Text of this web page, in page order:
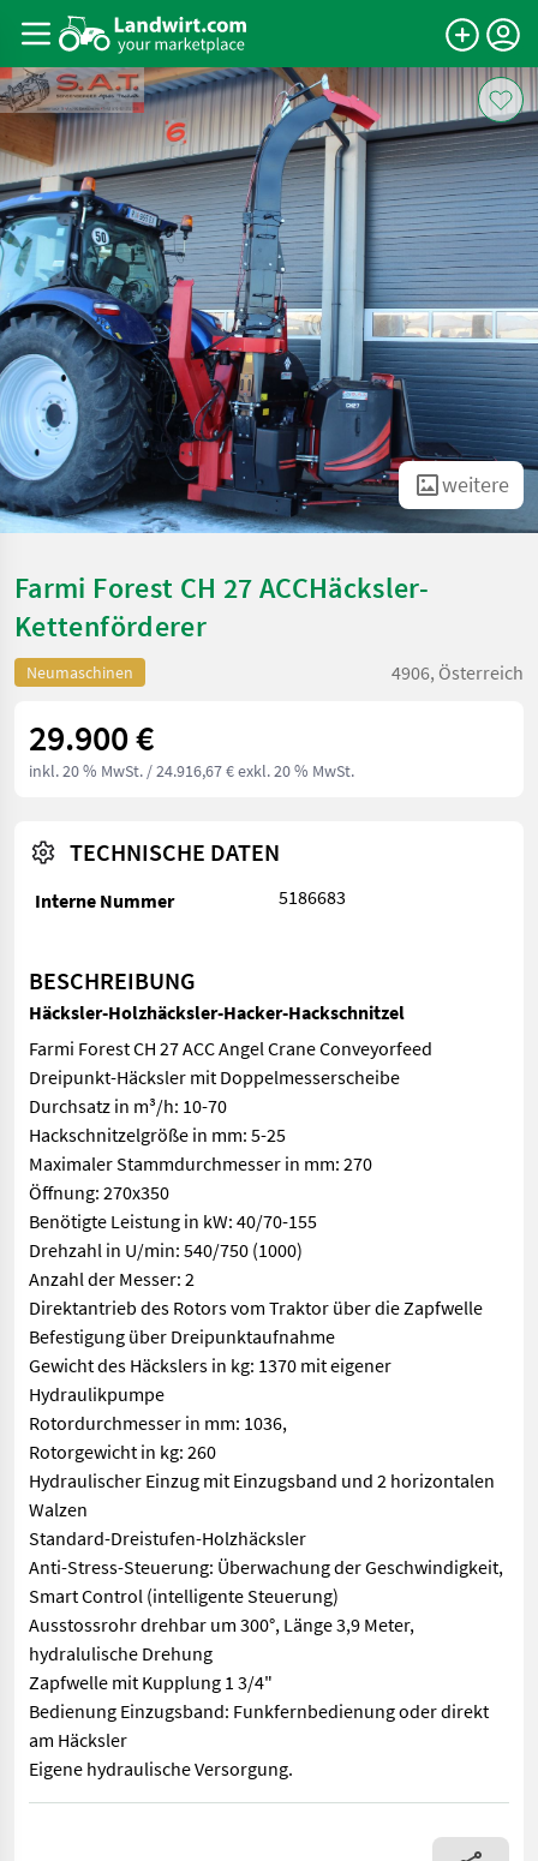
weitere
Farmi Forest CH 27 ACCHäcksler-
Kettenförderer
Neumaschinen 4906, Österreich
29.900 €
inkl. 20 % MwSt. / 24.916,67 € exkl. 20 % MwSt.
TECHNISCHE DATEN
Interne Nummer 5186683
BESCHREIBUNG
Häcksler-Holzhäcksler-Hacker-Hackschnitzel
Farmi Forest CH 27 ACC Angel Crane Conveyorfeed
Dreipunkt-Häcksler mit Doppelmesserscheibe
Durchsatz in m³/h: 10-70
Hackschnitzelgröße in mm: 5-25
Maximaler Stammdurchmesser in mm: 270
Öffnung: 270x350
Benötigte Leistung in kW: 40/70-155
Drehzahl in U/min: 540/750 (1000)
Anzahl der Messer: 2
Direktantrieb des Rotors vom Traktor über die Zapfwelle
Befestigung über Dreipunktaufnahme
Gewicht des Häckslers in kg: 1370 mit eigener
Hydraulikpumpe
Rotordurchmesser in mm: 1036,
Rotorgewicht in kg: 260
Hydraulischer Einzug mit Einzugsband und 2 horizontalen
Walzen
Standard-Dreistufen-Holzhäcksler
Anti-Stress-Steuerung: Überwachung der Geschwindigkeit,
Smart Control (intelligente Steuerung)
Ausstossrohr drehbar um 300°, Länge 3,9 Meter,
hydralulische Drehung
Zapfwelle mit Kupplung 1 3/4"
Bedienung Einzugsband: Funkfernbedienung oder direkt
am Häcksler
Eigene hydraulische Versorgung.
Farmi Forest CH 27 ACC Angel Crane Conveyorfeed